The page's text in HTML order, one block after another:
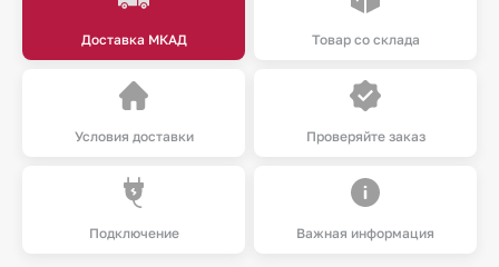
Доставка МКАД Товар со склада
Условия доставки Проверяйте заказ
Подключение Важная информация